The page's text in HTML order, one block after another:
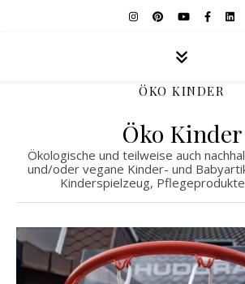
ÖKO KINDER
Öko Kinder
Ökologische und teilweise auch
und/oder vegane Kinder- und
Kinderspielzeug,